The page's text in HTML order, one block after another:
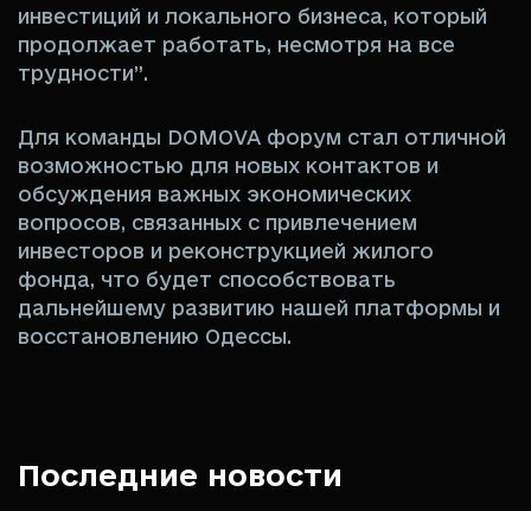
инвестиций и локального бизнеса, который
продолжает работать, несмотря на все
трудности”.
Для команды DOMOVA форум стал отличной
возможностью для новых контактов и
обсуждения важных экономических
вопросов, связанных с привлечением
инвесторов и реконструкцией жилого
фонда, что будет способствовать
дальнейшему развитию нашей платформы и
восстановлению Одессы.
Последние новости